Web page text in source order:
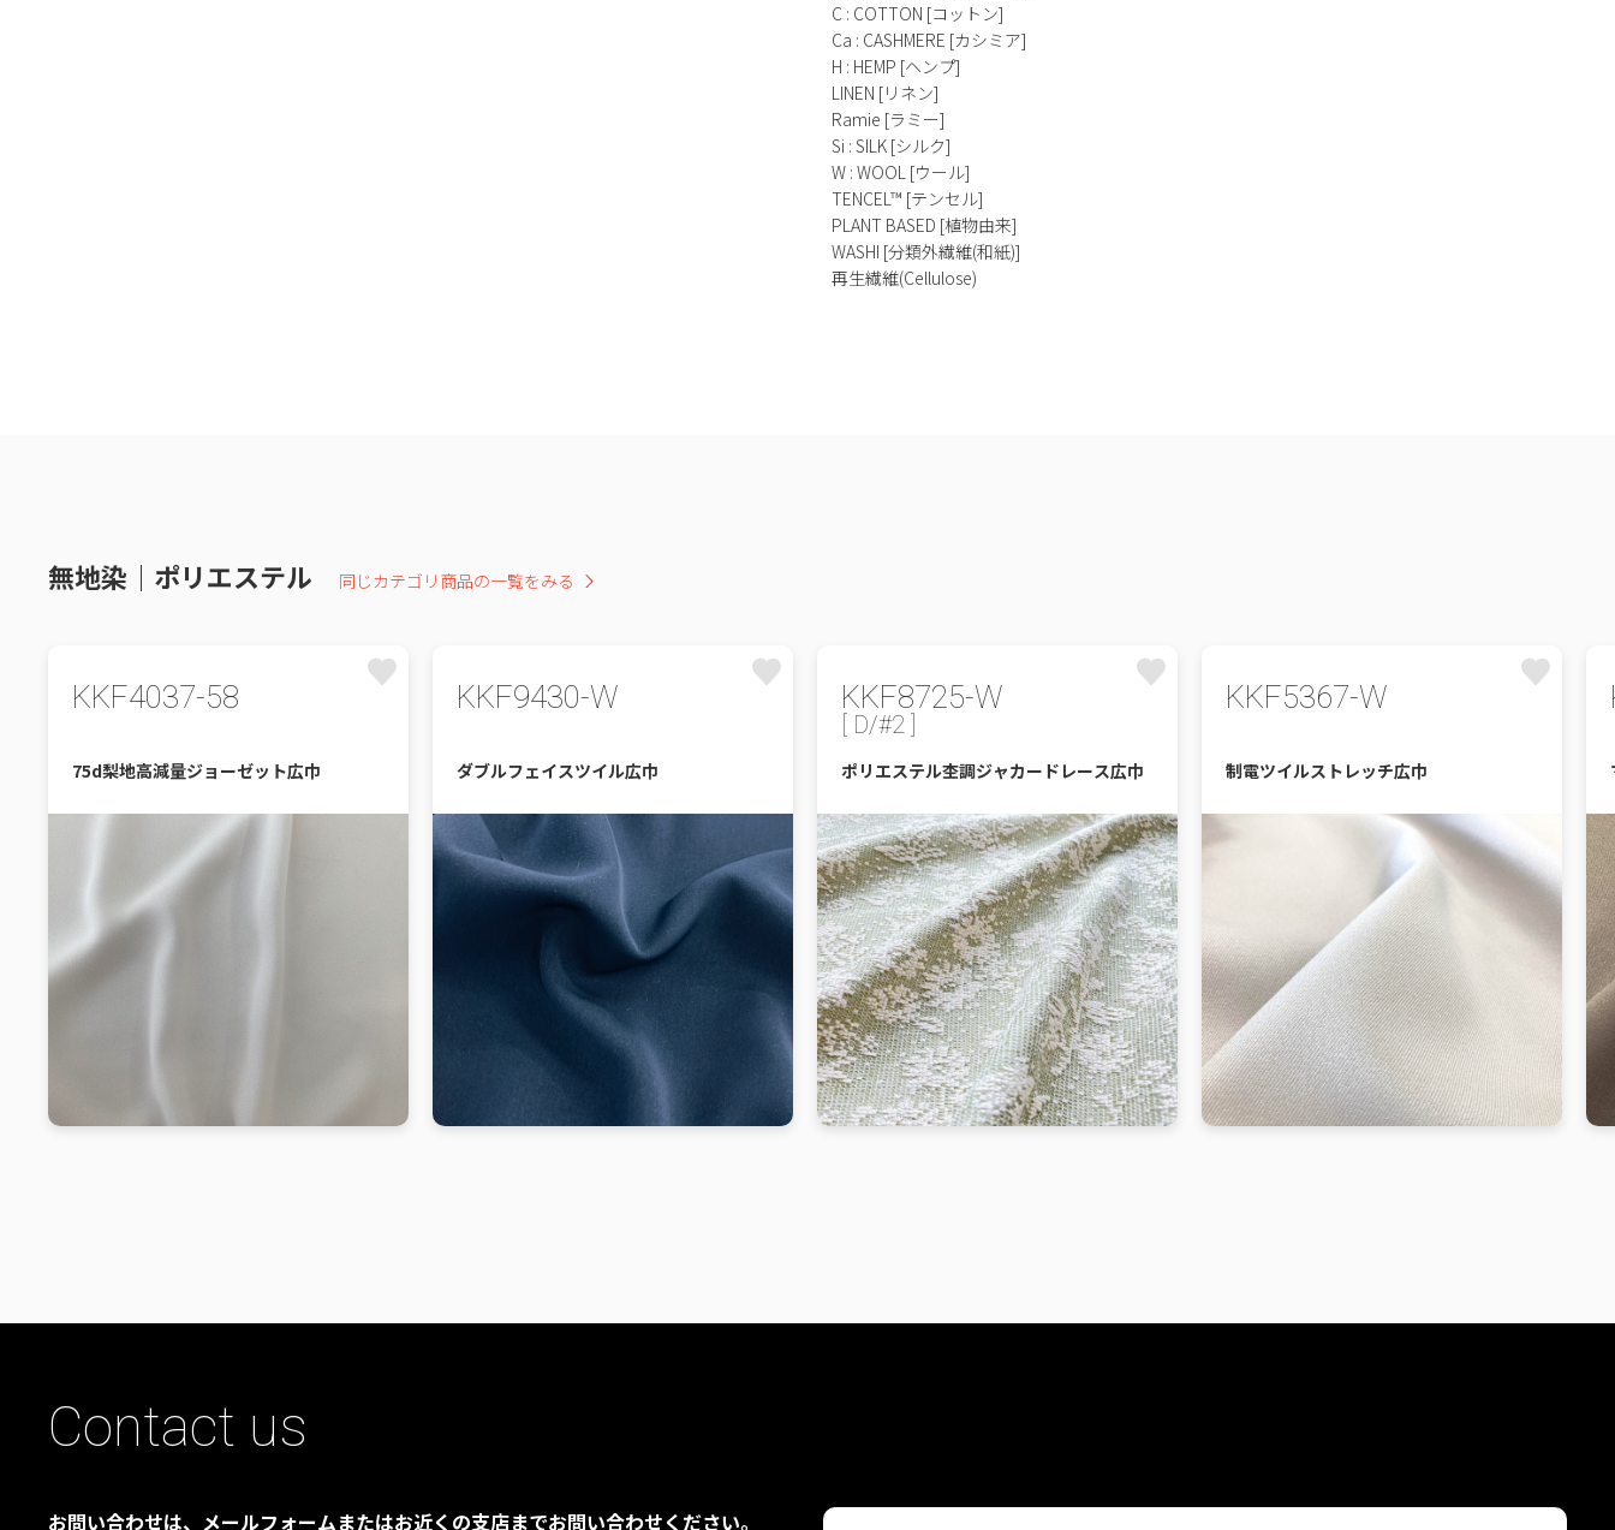
C : COTTON [コットン]
Ca : CASHMERE [カシミア]
H : HEMP [ヘンプ]
LINEN [リネン]
Ramie [ラミー]
Si : SILK [シルク]
W : WOOL [ウール]
TENCEL™ [テンセル]
PLANT BASED [植物由来]
WASHI [分類外繊維(和紙)]
再生繊維(Cellulose)
無地染｜ポリエステル 同じカテゴリ商品の一覧をみる
KKF4037-58
75d梨地高減量ジョーゼット広巾
KKF9430-W
ダブルフェイスツイル広巾
KKF8725-W
[ D/#2 ]
ポリエステル杢調ジャカードレース広巾
KKF5367-W
制電ツイルストレッチ広巾
Contact us
お問い合わせは、メールフォームまたはお近くの支店までお問い合わせください。